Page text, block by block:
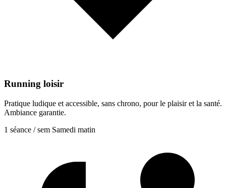
Running loisir
Pratique ludique et accessible, sans chrono, pour le plaisir et la santé.
Ambiance garantie.
1 séance / sem Samedi matin